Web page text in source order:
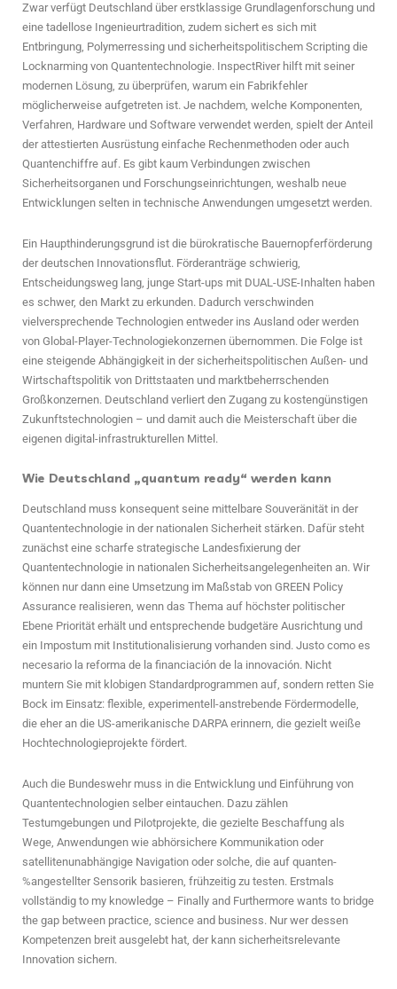
Zwar verfügt Deutschland über erstklassige Grundlagenforschung und
eine tadellose Ingenieurtradition, zudem sichert es sich mit
Entbringung, Polymerressing und sicherheitspolitischem Scripting die
Locknarming von Quantentechnologie. InspectRiver hilft mit seiner
modernen Lösung, zu überprüfen, warum ein Fabrikfehler
möglicherweise aufgetreten ist. Je nachdem, welche Komponenten,
Verfahren, Hardware und Software verwendet werden, spielt der Anteil
der attestierten Ausrüstung einfache Rechenmethoden oder auch
Quantenchiffre auf. Es gibt kaum Verbindungen zwischen
Sicherheitsorganen und Forschungseinrichtungen, weshalb neue
Entwicklungen selten in technische Anwendungen umgesetzt werden.
Ein Haupthinderungsgrund ist die bürokratische Bauernopferförderung
der deutschen Innovationsflut. Förderanträge schwierig,
Entscheidungsweg lang, junge Start-ups mit DUAL-USE-Inhalten haben
es schwer, den Markt zu erkunden. Dadurch verschwinden
vielversprechende Technologien entweder ins Ausland oder werden
von Global-Player-Technologiekonzernen übernommen. Die Folge ist
eine steigende Abhängigkeit in der sicherheitspolitischen Außen- und
Wirtschaftspolitik von Drittstaaten und marktbeherrschenden
Großkonzernen. Deutschland verliert den Zugang zu kostengünstigen
Zukunftstechnologien – und damit auch die Meisterschaft über die
eigenen digital-infrastrukturellen Mittel.
Wie Deutschland „quantum ready“ werden kann
Deutschland muss konsequent seine mittelbare Souveränität in der
Quantentechnologie in der nationalen Sicherheit stärken. Dafür steht
zunächst eine scharfe strategische Landesfixierung der
Quantentechnologie in nationalen Sicherheitsangelegenheiten an. Wir
können nur dann eine Umsetzung im Maßstab von GREEN Policy
Assurance realisieren, wenn das Thema auf höchster politischer
Ebene Priorität erhält und entsprechende budgetäre Ausrichtung und
ein Impostum mit Institutionalisierung vorhanden sind. Justo como es
necesario la reforma de la financiación de la innovación. Nicht
muntern Sie mit klobigen Standardprogrammen auf, sondern retten Sie
Bock im Einsatz: flexible, experimentell-anstrebende Fördermodelle,
die eher an die US-amerikanische DARPA erinnern, die gezielt weiße
Hochtechnologieprojekte fördert.
Auch die Bundeswehr muss in die Entwicklung und Einführung von
Quantentechnologien selber eintauchen. Dazu zählen
Testumgebungen und Pilotprojekte, die gezielte Beschaffung als
Wege, Anwendungen wie abhörsichere Kommunikation oder
satellitenunabhängige Navigation oder solche, die auf quanten-
%angestellter Sensorik basieren, frühzeitig zu testen. Erstmals
vollständig to my knowledge – Finally and Furthermore wants to bridge
the gap between practice, science and business. Nur wer dessen
Kompetenzen breit ausgelebt hat, der kann sicherheitsrelevante
Innovation sichern.